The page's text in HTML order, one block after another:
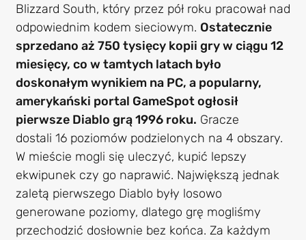
Blizzard South, który przez pół roku pracował nad
odpowiednim kodem sieciowym. Ostatecznie
sprzedano aż 750 tysięcy kopii gry w ciągu 12
miesięcy, co w tamtych latach było
doskonałym wynikiem na PC, a popularny,
amerykański portal GameSpot ogłosił
pierwsze Diablo grą 1996 roku. Gracze
dostali 16 poziomów podzielonych na 4 obszary.
W mieście mogli się uleczyć, kupić lepszy
ekwipunek czy go naprawić. Największą jednak
zaletą pierwszego Diablo były losowo
generowane poziomy, dlatego grę mogliśmy
przechodzić dosłownie bez końca. Za każdym